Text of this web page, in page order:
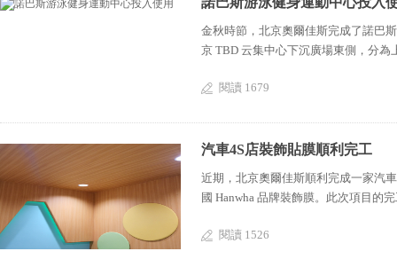
金秋時節，北京奧爾佳斯完成了諾巴
京 TBD 云集中心下沉廣場東側，分
閱讀 1679
汽車4S店裝飾貼膜順利完工
近期，北京奧爾佳斯順利完成一家汽
國 Hanwha 品牌裝飾膜。此次項目的
閱讀 1526